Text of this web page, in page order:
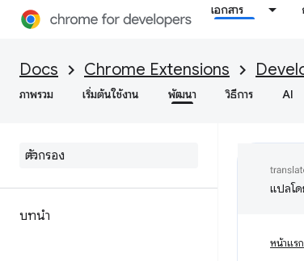
เอกสาร
Docs Chrome Extensions
ภาพรวม เริ่มต้นใช้งาน พัฒนา วิธีการ AI
บทนำ
แปลโ
หน้าแรก